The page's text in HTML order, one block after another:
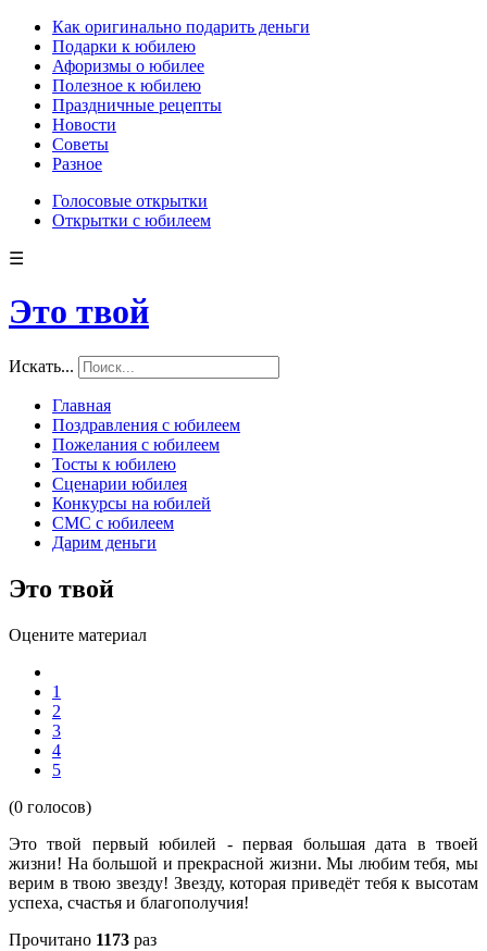
Как оригинально подарить деньги
Подарки к юбилею
Афоризмы о юбилее
Полезное к юбилею
Праздничные рецепты
Новости
Советы
Разное
Голосовые открытки
Открытки с юбилеем
☰
Это твой
Искать...
Главная
Поздравления с юбилеем
Пожелания с юбилеем
Тосты к юбилею
Сценарии юбилея
Конкурсы на юбилей
СМС с юбилеем
Дарим деньги
Это твой
Оцените материал
1
2
3
4
5
(0 голосов)
Это твой первый юбилей - первая большая дата в твоей
жизни! На большой и прекрасной жизни. Мы любим тебя, мы
верим в твою звезду! Звезду, которая приведёт тебя к высотам
успеха, счастья и благополучия!
Прочитано 1173 раз